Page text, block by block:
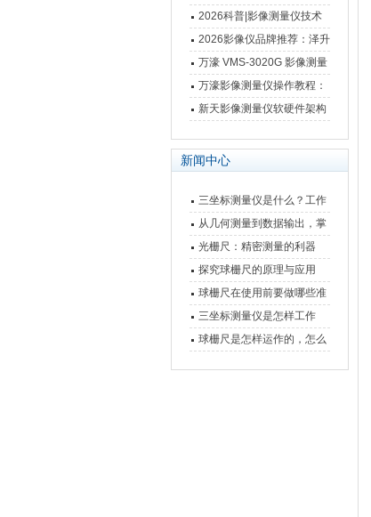
仪万濠数据处理器数显表故
障维修方法
2026科普|影像测量仪技术
原理、分类及选型应用
2026影像仪品牌推荐：泽升
影像测量仪选型指南
万濠 VMS-3020G 影像测量
仪技术规格与应用解析
万濠影像测量仪操作教程：
从开机到出报告，新手也能
新天影像测量仪软硬件架构
新闻中心
三坐标测量仪是什么？工作
原理、分类与核心功能一次
讲清
从几何测量到数据输出，掌
握万濠影像测量仪的六大核
心能力
光栅尺：精密测量的利器
探究球栅尺的原理与应用
球栅尺在使用前要做哪些准
备工作？
三坐标测量仪是怎样工作
的，功能有什么优势？
球栅尺是怎样运作的，怎么